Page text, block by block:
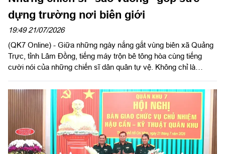
dựng trường nơi biên giới
19:49 21/07/2026
(QK7 Online) - Giữa những ngày nắng gắt vùng biên xã Quảng
Trực, tỉnh Lâm Đồng, tiếng máy trộn bê tông hòa cùng tiếng
cười nói của những chiến sĩ dân quân tự vệ. Không chỉ là
người thợ xây đặc biệt, góp sức đẩy nhanh tiến độ Trường Phổ
thông nội trú liên cấp Tiểu học và THCS Quảng Trực.